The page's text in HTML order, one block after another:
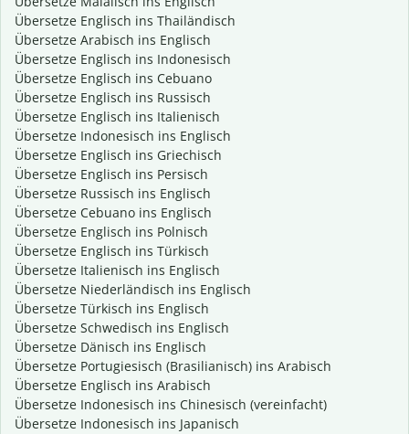
Übersetze Englisch ins Thailändisch
Übersetze Arabisch ins Englisch
Übersetze Englisch ins Indonesisch
Übersetze Englisch ins Cebuano
Übersetze Englisch ins Russisch
Übersetze Englisch ins Italienisch
Übersetze Indonesisch ins Englisch
Übersetze Englisch ins Griechisch
Übersetze Englisch ins Persisch
Übersetze Russisch ins Englisch
Übersetze Cebuano ins Englisch
Übersetze Englisch ins Polnisch
Übersetze Englisch ins Türkisch
Übersetze Italienisch ins Englisch
Übersetze Niederländisch ins Englisch
Übersetze Türkisch ins Englisch
Übersetze Schwedisch ins Englisch
Übersetze Dänisch ins Englisch
Übersetze Portugiesisch (Brasilianisch) ins Arabisch
Übersetze Englisch ins Arabisch
Übersetze Indonesisch ins Chinesisch (vereinfacht)
Übersetze Indonesisch ins Japanisch